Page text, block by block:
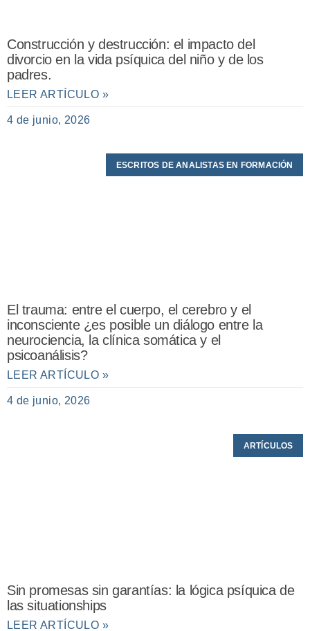
Construcción y destrucción: el impacto del
divorcio en la vida psíquica del niño y de los
padres.
LEER ARTÍCULO »
4 de junio, 2026
ESCRITOS DE ANALISTAS EN FORMACIÓN
El trauma: entre el cuerpo, el cerebro y el
inconsciente ¿es posible un diálogo entre la
neurociencia, la clínica somática y el
psicoanálisis?
LEER ARTÍCULO »
4 de junio, 2026
ARTÍCULOS
Sin promesas sin garantías: la lógica psíquica de
las situationships
LEER ARTÍCULO »